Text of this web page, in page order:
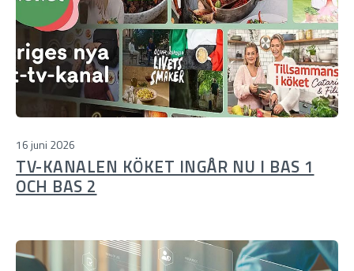
16 juni 2026
TV-KANALEN KÖKET INGÅR NU I BAS 1
OCH BAS 2